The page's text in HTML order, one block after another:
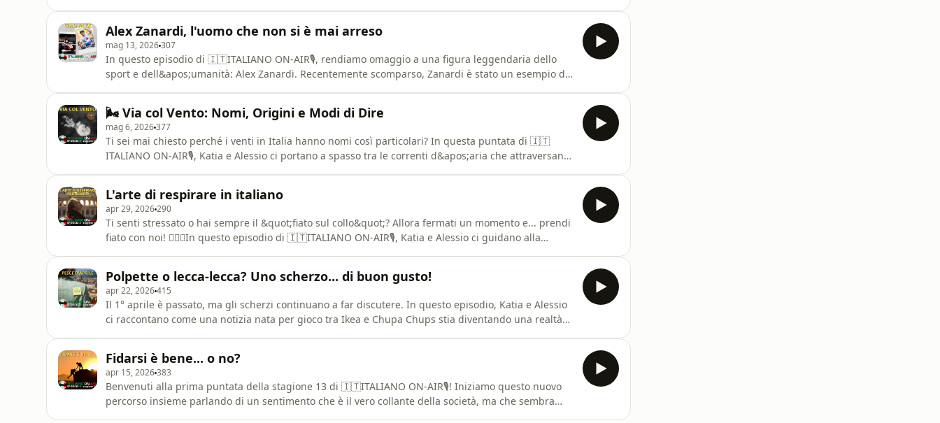
l&apos;episodio
Alex Zanardi, l'uomo che non si è mai arreso
mag 13, 2026307
In questo episodio di 🇮🇹ITALIANO ON-AIR🎙️, rendiamo omaggio a una figura leggendaria dello
sport e dell&apos;umanità: Alex Zanardi. Recentemente scomparso, Zanardi è stato un esempio di
della sua &quot;seconda vita&quot;, esploreremo la capacità dell&apos;essere umano di affrontare
le sfide più di
🌬️ Via col Vento: Nomi, Origini e Modi di Dire
mag 6, 2026377
Ti sei mai chiesto perché i venti in Italia hanno nomi così particolari? In questa puntata di 🇮🇹
ITALIANO ON-AIR🎙️, Katia e Alessio ci portano a spasso tra le correnti d&apos;aria che attraversano
navigatori del
L'arte di respirare in italiano
apr 29, 2026290
Ti senti stressato o hai sempre il &quot;fiato sul collo&quot;? Allora fermati un momento e... prendi
fiato con noi! 🧘‍♂️✨In questo episodio di 🇮🇹ITALIANO ON-AIR🎙️, Katia e Alessio ci guidano alla
proprio il res
Polpette o lecca-lecca? Uno scherzo... di buon gusto!
apr 22, 2026415
Il 1° aprile è passato, ma gli scherzi continuano a far discutere. In questo episodio, Katia e Alessio
ci raccontano come una notizia nata per gioco tra Ikea e Chupa Chups stia diventando una realtà
insieme la cu
Fidarsi è bene... o no?
apr 15, 2026383
Benvenuti alla prima puntata della stagione 13 di 🇮🇹ITALIANO ON-AIR🎙️! Iniziamo questo nuovo
percorso insieme parlando di un sentimento che è il vero collante della società, ma che sembra